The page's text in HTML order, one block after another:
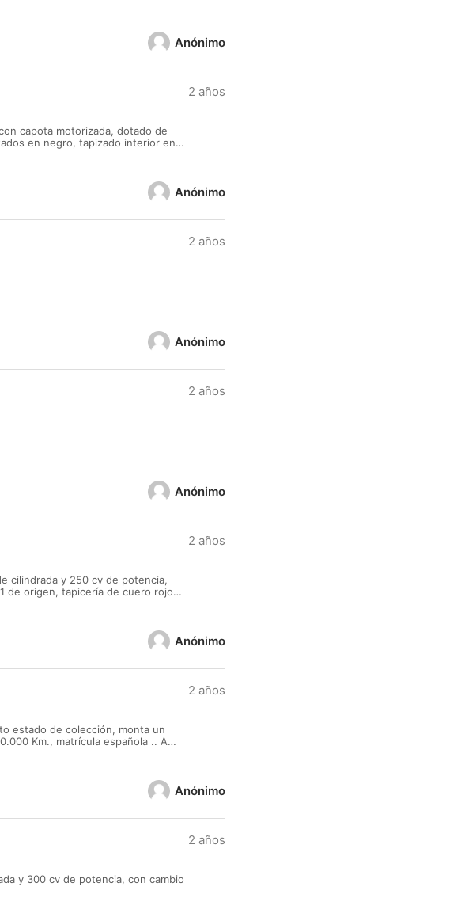
Anónimo
Anónimo
2 años
capota motorizada, dotado de
en negro, tapizado interior en
Anónimo
2 años
Anónimo
2 años
Anónimo
2 años
cilindrada y 250 cv de potencia,
de origen, tapicería de cuero rojo
Anónimo
2 años
estado de colección, monta un
Km., matrícula española .. A
2 años
y 300 cv de potencia, con cambio